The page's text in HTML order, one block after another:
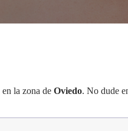
en la zona de Oviedo. No dude